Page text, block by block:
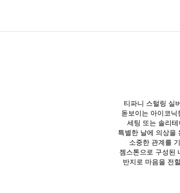
티파니 스털링 실
돋보이는 아이코
세팅 또는 솔리
특별한 날에 의상을
소중한 관계를
젬스톤으로 구성된
반지로 마음을 전